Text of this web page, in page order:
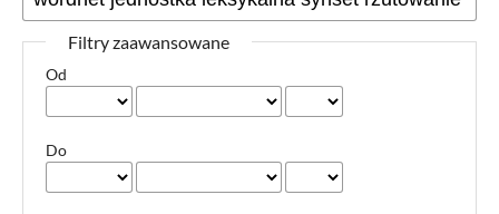
Filtry zaawansowane
Od
Do